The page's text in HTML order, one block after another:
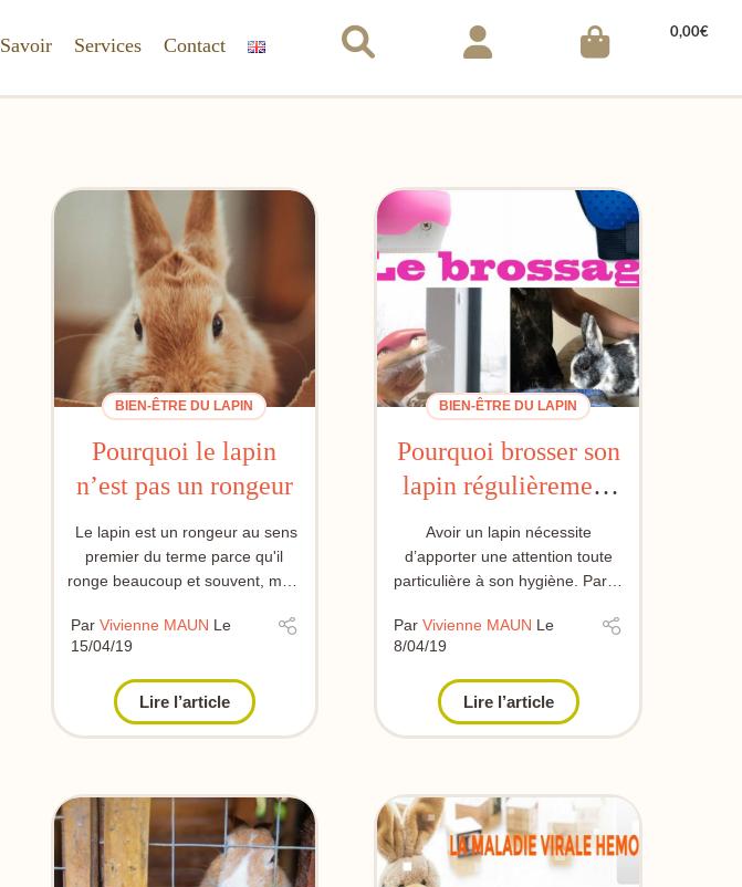
Savoir Services Contact
0,00€
BIEN-ÊTRE DU LAPIN
Pourquoi le lapin
n’est pas un rongeur
Le lapin est un rongeur au sens
premier du terme parce qu'il
ronge beaucoup et souvent, mais
Par Vivienne MAUN Le
15/04/19
Lire l’article
BIEN-ÊTRE DU LAPIN
Pourquoi brosser son
lapin régulièrement
est important ?
Avoir un lapin nécessite
d’apporter une attention toute
particulière à son hygiène. Parmi
en ...
ParVivienne MAUN Le
8/04/19
Lire l’article